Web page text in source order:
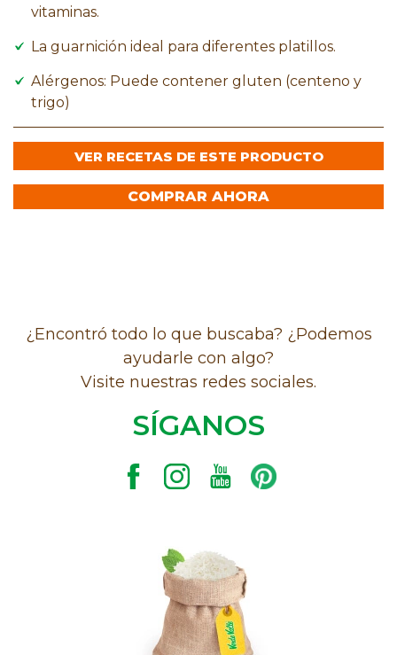
vitaminas.
La guarnición ideal para diferentes platillos.
Alérgenos: Puede contener gluten (centeno y
trigo)
VER RECETAS DE ESTE PRODUCTO
COMPRAR AHORA
¿Encontró todo lo que buscaba? ¿Podemos
ayudarle con algo?
Visite nuestras redes sociales.
SÍGANOS